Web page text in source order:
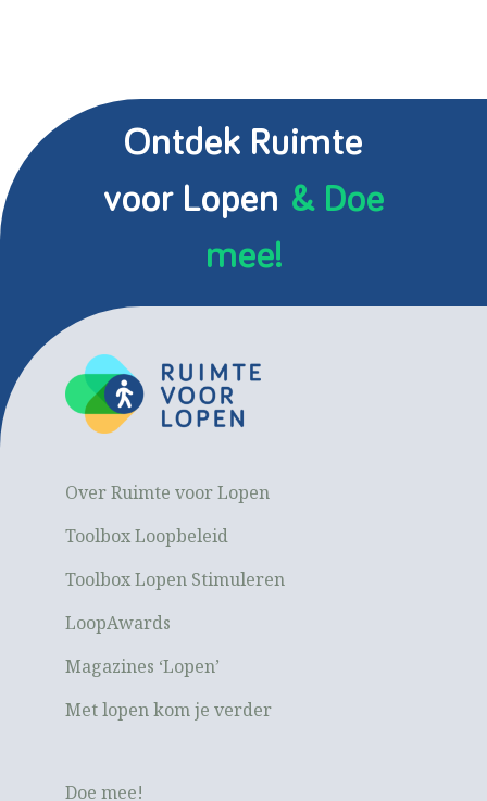
Ontdek Ruimte
voor Lopen & Doe
mee!
Over Ruimte voor Lopen
Toolbox Loopbeleid
Toolbox Lopen Stimuleren
LoopAwards
Magazines ‘Lopen’
Met lopen kom je verder
Doe mee!